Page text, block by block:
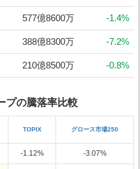
577億8600万 -1.4%
388億8300万 -7.2%
210億8500万 -0.8%
プの騰落率比較
TOPIX グロース市場250
-1.12% -3.07%